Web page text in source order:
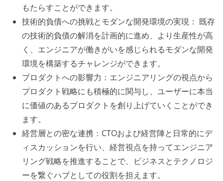
労働環境の自由度
週3日リモート勤務のハイブリットワーク（週2出社）
2年以内に未就学児を子育てしながら働いていたエン
ジニアがいる
メンバーの多様性
外国籍の開発メンバーがいる
職業安定法に対応する記載事項
受動喫煙防止措置：屋内禁煙（屋内に喫煙可能室設
置）
もたらすことができます。
技術的負債への挑戦とモダンな開発環境の実現： 既存
の技術的負債の解消を計画的に進め、より生産性が高
く、エンジニアが働きがいを感じられるモダンな開発
環境を構築するチャレンジができます。
プロダクトへの影響力：エンジニアリングの視点から
プロダクト戦略にも積極的に関与し、ユーザーに本当
に価値のあるプロダクトを創り上げていくことができ
ます。
経営層との密な連携：CTOおよび経営陣と日常的にデ
ィスカッションを行い、経営視点を持ってエンジニア
リング戦略を推進することで、ビジネスとテクノロジ
ーを繋ぐハブとしての役割を担えます。